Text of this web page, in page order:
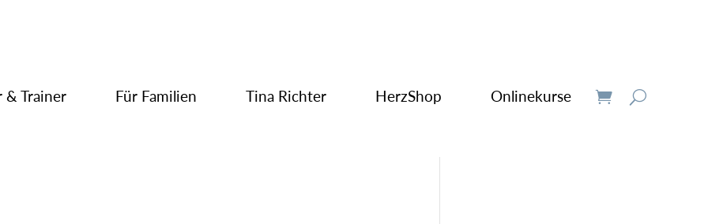
& Trainer Für Familien Tina Richter HerzShop Onlinekurse